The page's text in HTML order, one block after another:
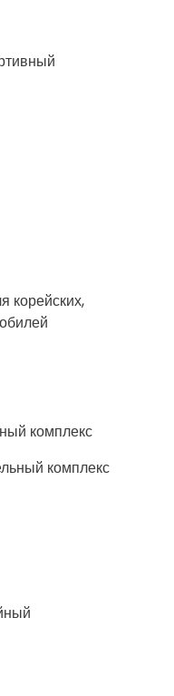
корейских,
комплекс
комплекс